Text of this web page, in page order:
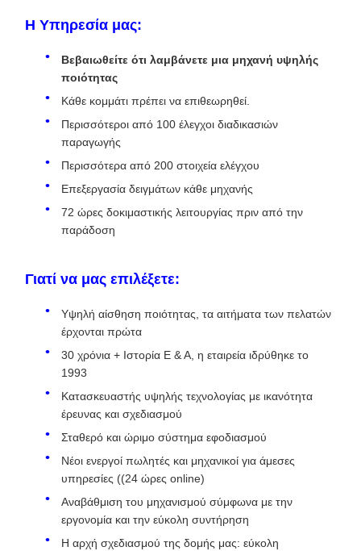
Η Υπηρεσία μας:
Βεβαιωθείτε ότι λαμβάνετε μια μηχανή υψηλής
ποιότητας
Κάθε κομμάτι πρέπει να επιθεωρηθεί.
Περισσότεροι από 100 έλεγχοι διαδικασιών
παραγωγής
Περισσότερα από 200 στοιχεία ελέγχου
Επεξεργασία δειγμάτων κάθε μηχανής
72 ώρες δοκιμαστικής λειτουργίας πριν από την
παράδοση
Γιατί να μας επιλέξετε:
Υψηλή αίσθηση ποιότητας, τα αιτήματα των πελατών
έρχονται πρώτα
30 χρόνια + Ιστορία Ε & Α, η εταιρεία ιδρύθηκε το
1993
Κατασκευαστής υψηλής τεχνολογίας με ικανότητα
έρευνας και σχεδιασμού
Σταθερό και ώριμο σύστημα εφοδιασμού
Νέοι ενεργοί πωλητές και μηχανικοί για άμεσες
υπηρεσίες ((24 ώρες online)
Αναβάθμιση του μηχανισμού σύμφωνα με την
εργονομία και την εύκολη συντήρηση
Η αρχή σχεδιασμού της δομής μας: εύκολη